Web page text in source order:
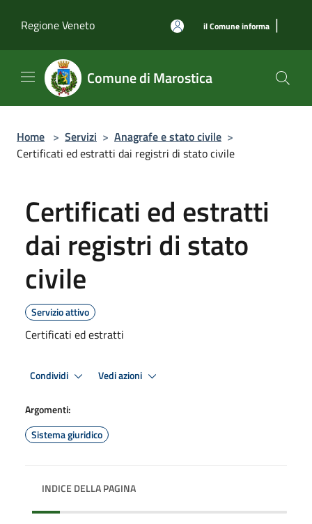
Regione Veneto
il Comune informa |
Comune di Marostica
Home > Servizi > Anagrafe e stato civile >
Certificati ed estratti dai registri di stato civile
Certificati ed estratti
dai registri di stato
civile
Servizio attivo
Certificati ed estratti
Condividi Vedi azioni
Argomenti:
Sistema giuridico
INDICE DELLA PAGINA